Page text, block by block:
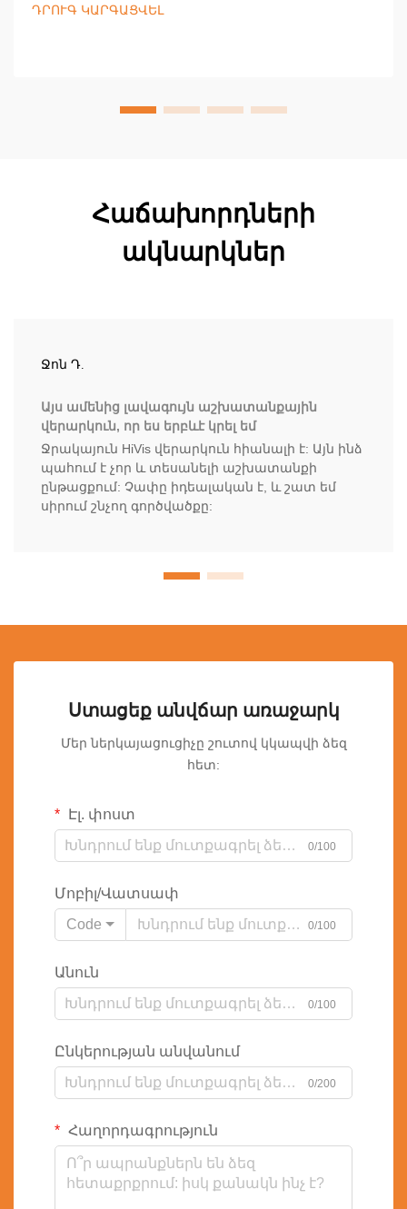
և DWR աշխատանքային բնութագրերը ստուգելու
ԴՐՈՒԳ ԿԱՐԳԱՑՎԵԼ
Հաճախորդների
ակնարկներ
Ջոն Դ.
Այս ամենից լավագույն աշխատանքային
վերարկուն, որ ես երբևէ կրել եմ
Ջրակայուն HiVis վերարկուն հիանալի է: Այն ինձ
պահում է չոր և տեսանելի աշխատանքի
ընթացքում: Չափը իդեալական է, և շատ եմ
սիրում շնչող գործվածքը:
Ստացեք անվճար առաջարկ
Մեր ներկայացուցիչը շուտով կկապվի ձեզ
հետ:
Էլ. փոստ
0/100
Մոբիլ/Վատսափ
Code
0/100
Անուն
0/100
Ընկերության անվանում
0/200
Հաղորդագրություն